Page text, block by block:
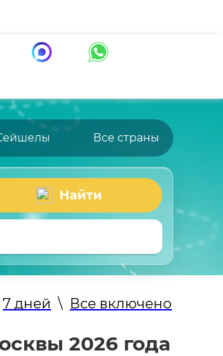
Все страны
Найти
7 дней \ Все включено
2026 года